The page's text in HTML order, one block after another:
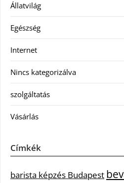
Állatvilág
Egészség
Internet
Nincs kategorizálva
szolgáltatás
Vásárlás
Címkék
barista képzés Budapest